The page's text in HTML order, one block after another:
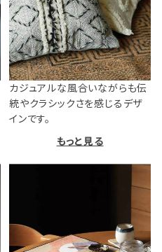
カジュアルな風合いながらも伝
統やクラシックさを感じるデザ
インです。
もっと見る